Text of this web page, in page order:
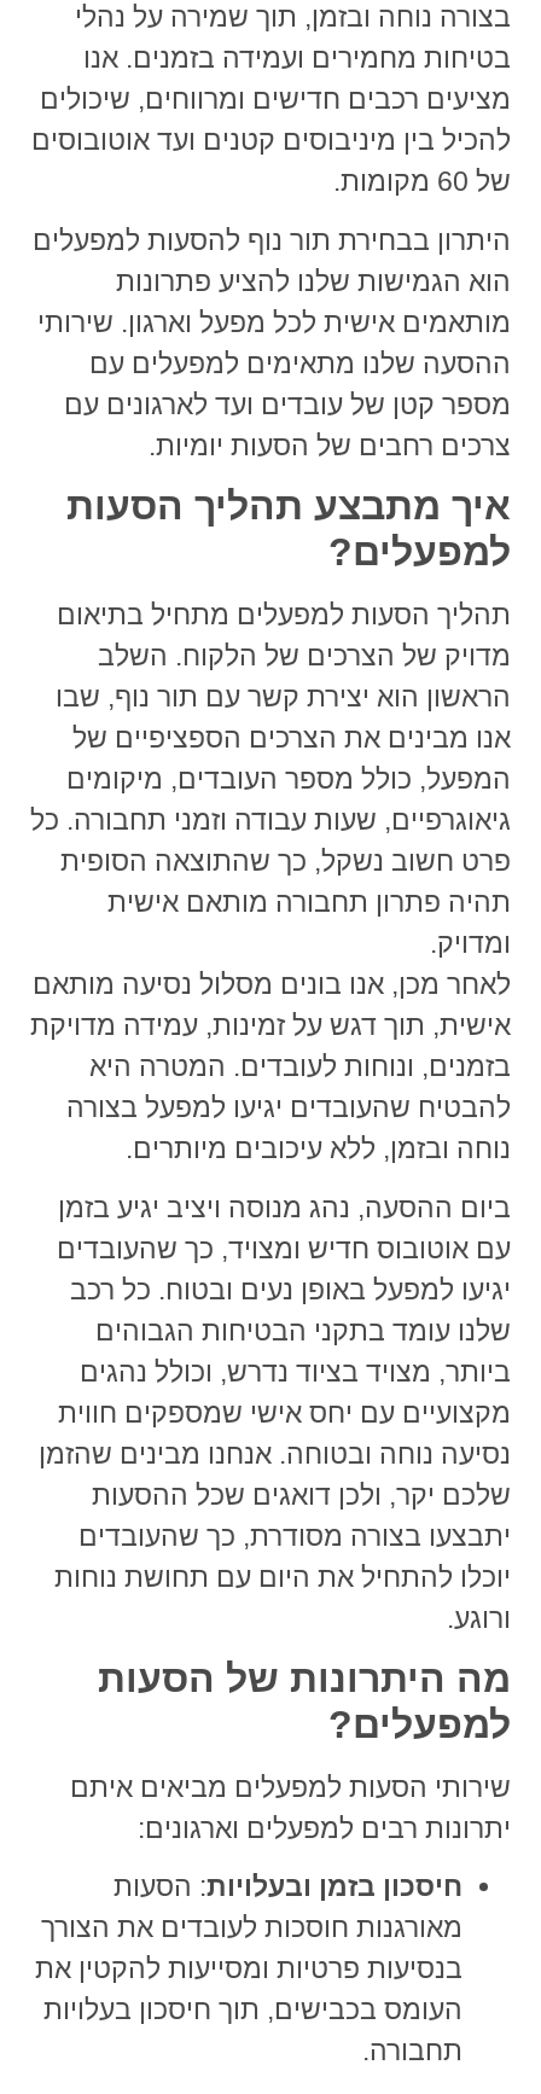
בצורה נוחה ובזמן, תוך שמירה על נהלי
בטיחות מחמירים ועמידה בזמנים. אנו
מציעים רכבים חדישים ומרווחים, שיכולים
להכיל בין מיניבוסים קטנים ועד אוטובוסים
של 60 מקומות.
היתרון בבחירת תור נוף להסעות למפעלים
הוא הגמישות שלנו להציע פתרונות
מותאמים אישית לכל מפעל וארגון. שירותי
ההסעה שלנו מתאימים למפעלים עם
מספר קטן של עובדים ועד לארגונים עם
צרכים רחבים של הסעות יומיות.
איך מתבצע תהליך הסעות
למפעלים?
תהליך הסעות למפעלים מתחיל בתיאום
מדויק של הצרכים של הלקוח. השלב
הראשון הוא יצירת קשר עם תור נוף, שבו
אנו מבינים את הצרכים הספציפיים של
המפעל, כולל מספר העובדים, מיקומים
גיאוגרפיים, שעות עבודה וזמני תחבורה. כל
פרט חשוב נשקל, כך שהתוצאה הסופית
תהיה פתרון תחבורה מותאם אישית
ומדויק.
לאחר מכן, אנו בונים מסלול נסיעה מותאם
אישית, תוך דגש על זמינות, עמידה מדויקת
בזמנים, ונוחות לעובדים. המטרה היא
להבטיח שהעובדים יגיעו למפעל בצורה
נוחה ובזמן, ללא עיכובים מיותרים.
ביום ההסעה, נהג מנוסה ויציב יגיע בזמן
עם אוטובוס חדיש ומצויד, כך שהעובדים
יגיעו למפעל באופן נעים ובטוח. כל רכב
שלנו עומד בתקני הבטיחות הגבוהים
ביותר, מצויד בציוד נדרש, וכולל נהגים
מקצועיים עם יחס אישי שמספקים חווית
נסיעה נוחה ובטוחה. אנחנו מבינים שהזמן
שלכם יקר, ולכן דואגים שכל ההסעות
יתבצעו בצורה מסודרת, כך שהעובדים
יוכלו להתחיל את היום עם תחושת נוחות
ורוגע.
מה היתרונות של הסעות
למפעלים?
שירותי הסעות למפעלים מביאים איתם
יתרונות רבים למפעלים וארגונים:
חיסכון בזמן ובעלויות: הסעות
מאורגנות חוסכות לעובדים את הצורך
בנסיעות פרטיות ומסייעות להקטין את
העומס בכבישים, תוך חיסכון בעלויות
תחבורה.